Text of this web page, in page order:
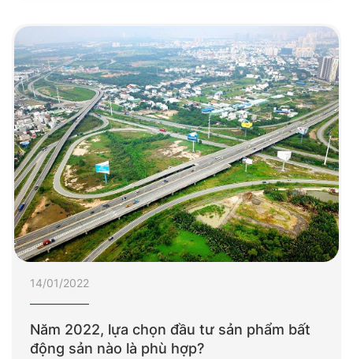
14/01/2022
Năm 2022, lựa chọn đầu tư sản phẩm bất
động sản nào là phù hợp?